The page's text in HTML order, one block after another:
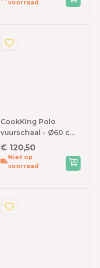
voorraad
CookKing Polo
vuurschaal - Ø60 cm
- zwart staal
€ 120,50
Niet op
voorraad